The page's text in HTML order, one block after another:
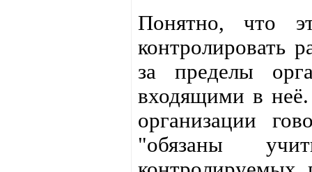
Понятно, что
контролировать
за пределы
входящими в
организации
"обязаны